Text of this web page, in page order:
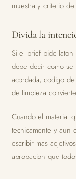
muestra y criterio
Divida la
Si el brief pide laton
debe decir como se
acordada, codigo
de limpieza
Cuando el material
tecnicamente y aun
escribir mas
aprobacion que